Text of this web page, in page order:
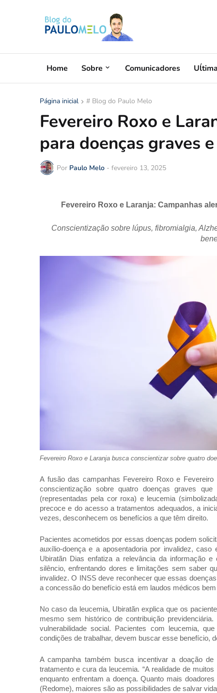
Home Sobre Comunicadores
Página inicial # Blog do Paulo Melo
Fevereiro Roxo e
para doenças graves
Por Paulo Melo - fevereiro 13, 2025
Fevereiro Roxo e Laranja: Campanhas
Conscientização sobre lúpus, fibromialgia,
Fevereiro Roxo e Laranja busca conscientizar sobre quatro
A fusão das campanhas Fevereiro Roxo e
conscientização sobre quatro doenças graves
(representadas pela cor roxa) e leucemia
precoce e do acesso a tratamentos adequados, a
vezes, desconhecem os benefícios a que têm direito.
Pacientes acometidos por essas doenças podem
auxílio-doença e a aposentadoria por invalidez,
Ubiratãn Dias enfatiza a relevância da informação
silêncio, enfrentando dores e limitações sem saber
invalidez. O INSS deve reconhecer que essas
a concessão do benefício está em laudos médicos
No caso da leucemia, Ubiratãn explica que os
mesmo sem histórico de contribuição
vulnerabilidade social. Pacientes com leucemia,
condições de trabalhar, devem buscar esse benefício,
A campanha também busca incentivar a doação
tratamento e cura da leucemia. “A realidade de
enquanto enfrentam a doença. Quanto mais
(Redome), maiores são as possibilidades de salvar